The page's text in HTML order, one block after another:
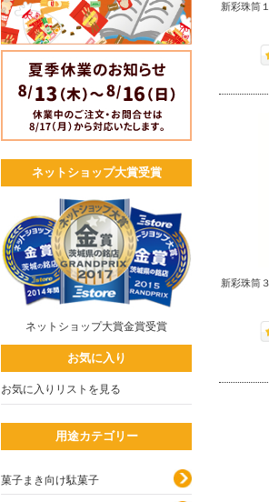
新彩珠筒
新彩珠筒
ネットショップ大賞受賞
ネットショップ大賞金賞受賞
お気に入り
お気に入りリストを見る
用途カテゴリー
菓子まき向け駄菓子